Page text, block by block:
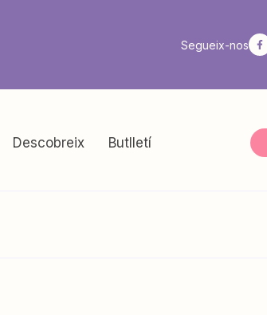
Segueix-nos
Descobreix Butlletí